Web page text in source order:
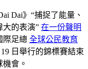
Dai》“捕捉了能量、
大的表演” 在一份聲明
際足總 全球公民教育
日舉行的錦標賽結束
會。